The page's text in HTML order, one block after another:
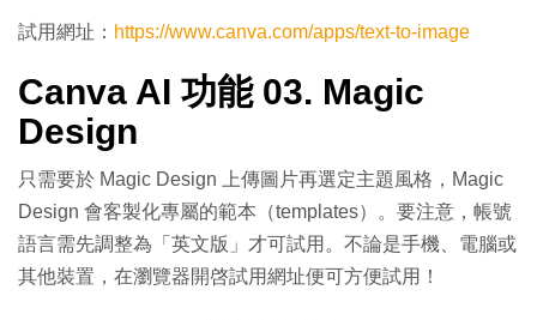
試用網址： https://www.canva.com/apps/text-to-image
Canva AI 功能 03. Magic
Design
只需要於 Magic Design 上傳圖片再選定主題風格，Magic
Design 會客製化專屬的範本（templates）。要注意，帳號
語言需先調整為「英文版」才可試用。不論是手機、電腦或
其他裝置，在瀏覽器開啓試用網址便可方便試用！